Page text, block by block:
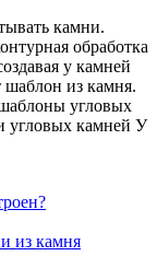
камни.
обработка
у камней
из камня.
угловых
угловых камней У
из камня